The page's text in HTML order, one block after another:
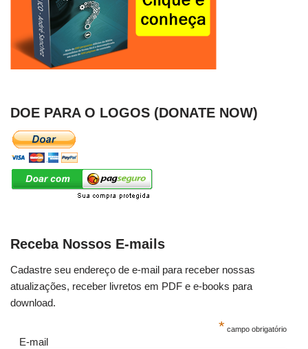
DOE PARA O LOGOS (DONATE NOW)
Receba Nossos E-mails
Cadastre seu endereço de e-mail para receber nossas
atualizações, receber livretos em PDF e e-books para
download.
* campo obrigatório
E-mail